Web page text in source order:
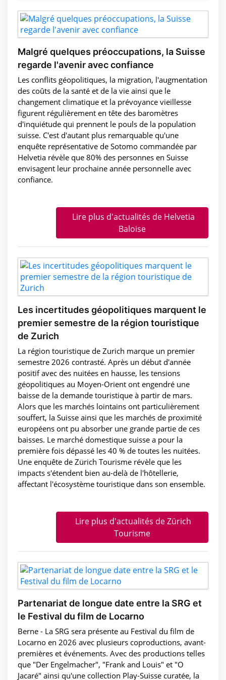
Malgré quelques préoccupations, la Suisse
regarde l'avenir avec confiance
Les conflits géopolitiques, la migration, l'augmentation
des coûts de la santé et de la vie ainsi que le
changement climatique et la prévoyance vieillesse
figurent régulièrement en tête des baromètres
d'inquiétude qui prennent le pouls de la population
suisse. C'est d'autant plus remarquable qu'une
enquête représentative de Sotomo commandée par
Helvetia révèle que 80% des personnes en Suisse
envisagent leur prochaine année personnelle avec
confiance.
Lire plus d'actualités de Helvetia
Baloise
Les incertitudes géopolitiques marquent le
premier semestre de la région touristique
de Zurich
La région touristique de Zurich marque un premier
semestre 2026 contrasté. Après un début d'année
positif avec des nuitées en hausse, les tensions
géopolitiques au Moyen-Orient ont engendré une
baisse de la demande touristique à partir de mars.
Alors que les marchés lointains ont particulièrement
souffert, la Suisse ainsi que les marchés de proximité
européens ont pu absorber une grande partie de ces
baisses. Le marché domestique suisse a pour la
première fois dépassé les 40 % de toutes les nuitées.
Une enquête de Zürich Tourisme révèle que les
impacts s'étendent bien au-delà de l'hôtellerie,
affectant l'écosystème touristique dans son ensemble.
Lire plus d'actualités de Zürich
Tourisme
Partenariat de longue date entre la SRG et
le Festival du film de Locarno
Berne - La SRG sera présente au Festival du film de
Locarno en 2026 avec plusieurs coproductions, avant-
premières et événements. Avec des productions telles
que "Der Engelmacher", "Frank and Louis" et "O
Jacaré" ainsi qu'une collection Play-Suisse curatée, la